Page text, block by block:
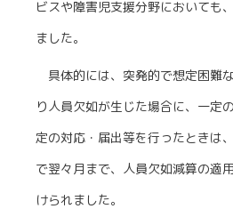
ビスや障害児支援分野においても
ました。
具体的には、突発的で想定困難
り人員欠如が生じた場合に、一定
定の対応・届出等を行ったときは
で翌々月まで、人員欠如減算の適
けられました。